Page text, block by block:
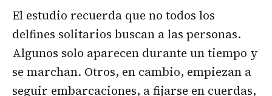
El estudio recuerda que no todos los
delfines solitarios buscan a las personas.
Algunos solo aparecen durante un tiempo y
se marchan. Otros, en cambio, empiezan a
seguir embarcaciones, a fijarse en cuerdas,